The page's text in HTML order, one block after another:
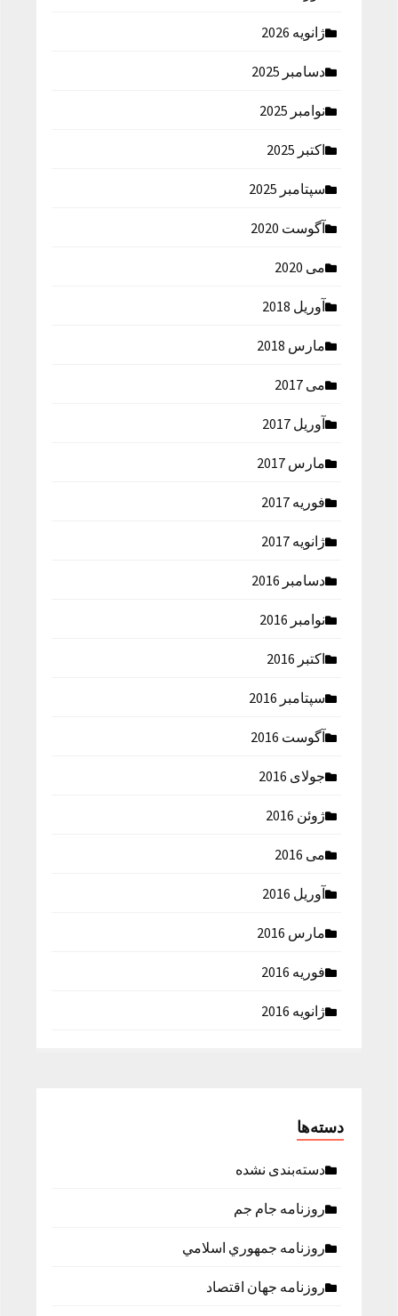
ژانویه 2026
دسامبر 2025
نوامبر 2025
اکتبر 2025
سپتامبر 2025
آگوست 2020
می 2020
آوریل 2018
مارس 2018
می 2017
آوریل 2017
مارس 2017
فوریه 2017
ژانویه 2017
دسامبر 2016
نوامبر 2016
اکتبر 2016
سپتامبر 2016
آگوست 2016
جولای 2016
ژوئن 2016
می 2016
آوریل 2016
مارس 2016
فوریه 2016
ژانویه 2016
دسته‌ها
دسته‌بندی نشده
روزنامه جام جم
روزنامه جمهوري اسلامي
روزنامه جهان اقتصاد